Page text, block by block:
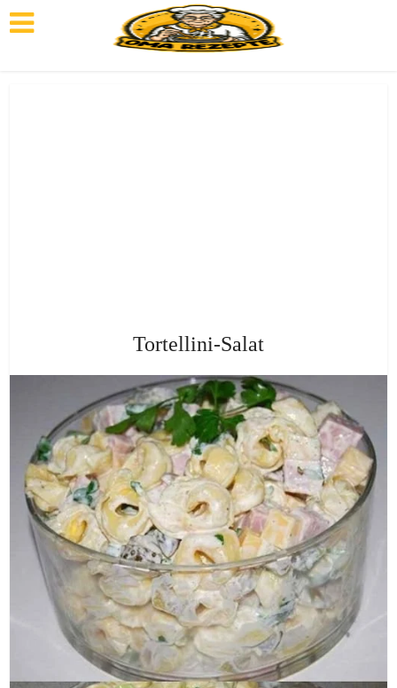
Tortellini-Salat